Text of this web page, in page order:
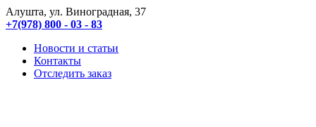
Алушта, ул. Виноградная, 37
+7(978) 800 - 03 - 83
Новости и статьи
Контакты
Отследить заказ